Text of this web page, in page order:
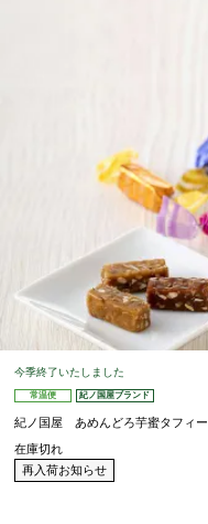
今季終了いたしました
常温便 紀ノ国屋ブランド
紀ノ国屋 あめんどろ芋蜜タフィー
在庫切れ
再入荷お知らせ